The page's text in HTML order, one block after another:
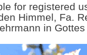
for registered
Himmel, Fa.
in Gottes